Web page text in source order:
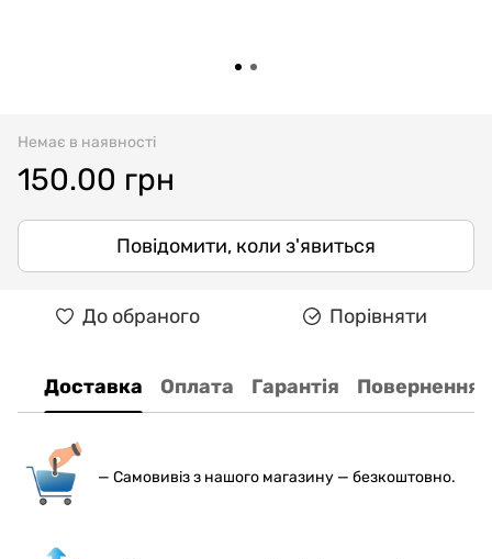
Немає в наявності
150.00 грн
Повідомити, коли з'явиться
До обраного Порівняти
Доставка Оплата Гарантія Повернення
— Самовивіз з нашого магазину — безкоштовно.